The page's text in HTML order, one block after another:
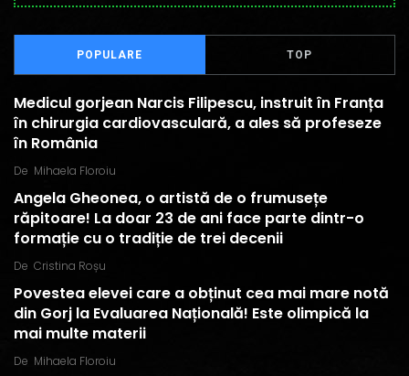
POPULARE TOP
Medicul gorjean Narcis Filipescu, instruit în Franța
în chirurgia cardiovasculară, a ales să profeseze
în România
De Mihaela Floroiu
Angela Gheonea, o artistă de o frumusețe
răpitoare! La doar 23 de ani face parte dintr-o
formație cu o tradiție de trei decenii
De Cristina Roșu
Povestea elevei care a obținut cea mai mare notă
din Gorj la Evaluarea Națională! Este olimpică la
mai multe materii
De Mihaela Floroiu